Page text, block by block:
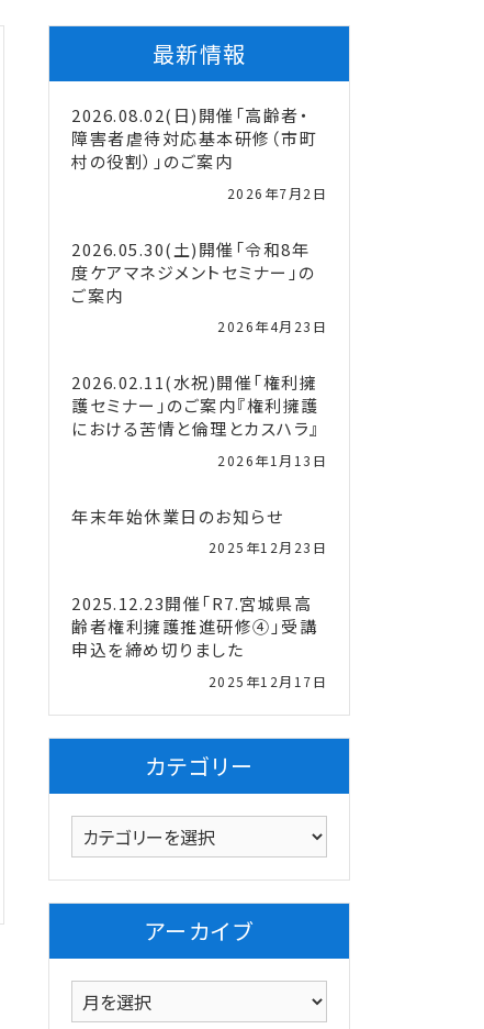
最新情報
2026.08.02(日)開催「高齢者・
障害者虐待対応基本研修（市町
村の役割）」のご案内
2026年7月2日
2026.05.30(土)開催「令和8年
度ケアマネジメントセミナー」の
ご案内
2026年4月23日
2026.02.11(水祝)開催「権利擁
護セミナー」のご案内『権利擁護
における苦情と倫理とカスハラ』
2026年1月13日
年末年始休業日のお知らせ
2025年12月23日
2025.12.23開催「R7.宮城県高
齢者権利擁護推進研修④」受講
申込を締め切りました
2025年12月17日
カテゴリー
カ
テ
ゴ
アーカイブ
ア
ー